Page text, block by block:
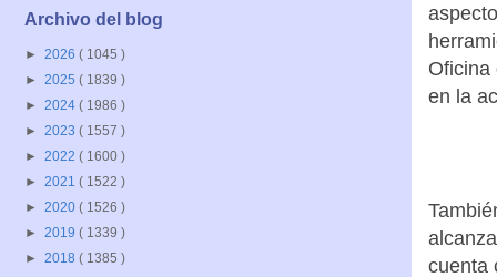
Oficina
en la
cuenta
Archivo del blog
► 2026 ( 1045 )
► 2025 ( 1839 )
► 2024 ( 1986 )
► 2023 ( 1557 )
► 2022 ( 1600 )
► 2021 ( 1522 )
► 2020 ( 1526 )
► 2019 ( 1339 )
► 2018 ( 1385 )